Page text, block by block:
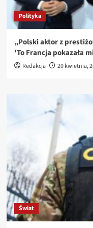
Polityka
„Polski aktor z
'To Francja pokazała
Redakcja 20 kwietnia,
Świat